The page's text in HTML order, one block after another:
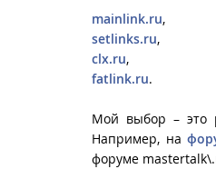
mainlink.ru,
setlinks.ru,
clx.ru,
fatlink.ru.
Мой выбор – это
Например, на
форуме